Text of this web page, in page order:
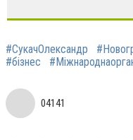
#СукачОлександр
#бізнес
04141